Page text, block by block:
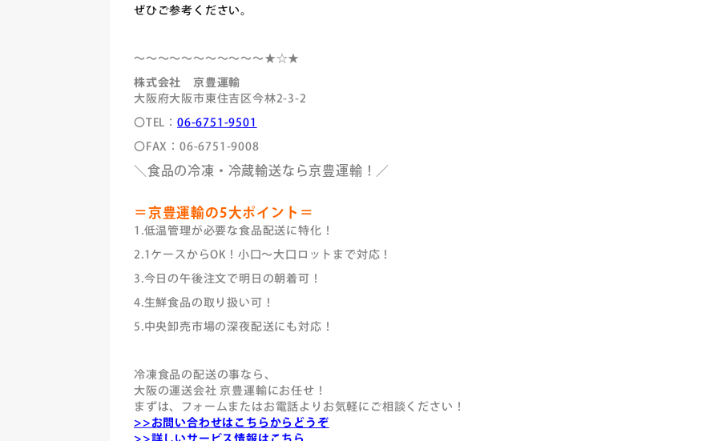
ぜひご参考ください。
～～～～～～～～～～～★☆★
株式会社 京豊運輸
大阪府大阪市東住吉区今林2-3-2
〇TEL：06-6751-9501
〇FAX：06-6751-9008
＼食品の冷凍・冷蔵輸送なら京豊運輸！／
＝京豊運輸の5大ポイント＝
1.低温管理が必要な食品配送に特化！
2.1ケースからOK！小口～大口ロットまで対応！
3.今日の午後注文で明日の朝着可！
4.生鮮食品の取り扱い可！
5.中央卸売市場の深夜配送にも対応！
冷凍食品の配送の事なら、
大阪の運送会社 京豊運輸にお任せ！
まずは、フォームまたはお電話よりお気軽にご相談ください！
>>お問い合わせはこちらからどうぞ